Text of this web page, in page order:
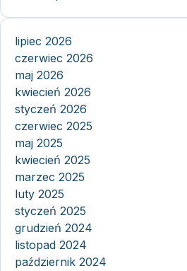
lipiec 2026
czerwiec 2026
maj 2026
kwiecień 2026
styczeń 2026
czerwiec 2025
maj 2025
kwiecień 2025
marzec 2025
luty 2025
styczeń 2025
grudzień 2024
listopad 2024
październik 2024